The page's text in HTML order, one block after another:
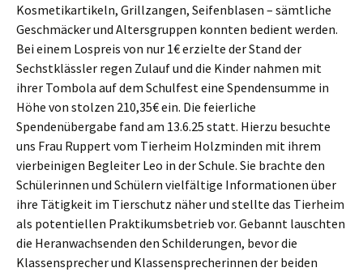
Kosmetikartikeln, Grillzangen, Seifenblasen – sämtliche
Geschmäcker und Altersgruppen konnten bedient werden.
Bei einem Lospreis von nur 1€ erzielte der Stand der
Sechstklässler regen Zulauf und die Kinder nahmen mit
ihrer Tombola auf dem Schulfest eine Spendensumme in
Höhe von stolzen 210,35€ ein. Die feierliche
Spendenübergabe fand am 13.6.25 statt. Hierzu besuchte
uns Frau Ruppert vom Tierheim Holzminden mit ihrem
vierbeinigen Begleiter Leo in der Schule. Sie brachte den
Schülerinnen und Schülern vielfältige Informationen über
ihre Tätigkeit im Tierschutz näher und stellte das Tierheim
als potentiellen Praktikumsbetrieb vor. Gebannt lauschten
die Heranwachsenden den Schilderungen, bevor die
Klassensprecher und Klassensprecherinnen der beiden